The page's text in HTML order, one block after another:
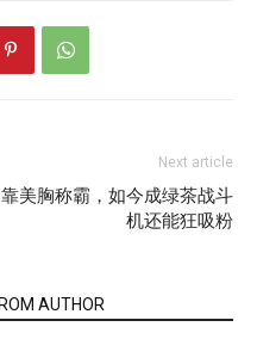
Next article
靠美胸称霸，如今成绿茶战斗
机还能狂吸粉
AUTHOR